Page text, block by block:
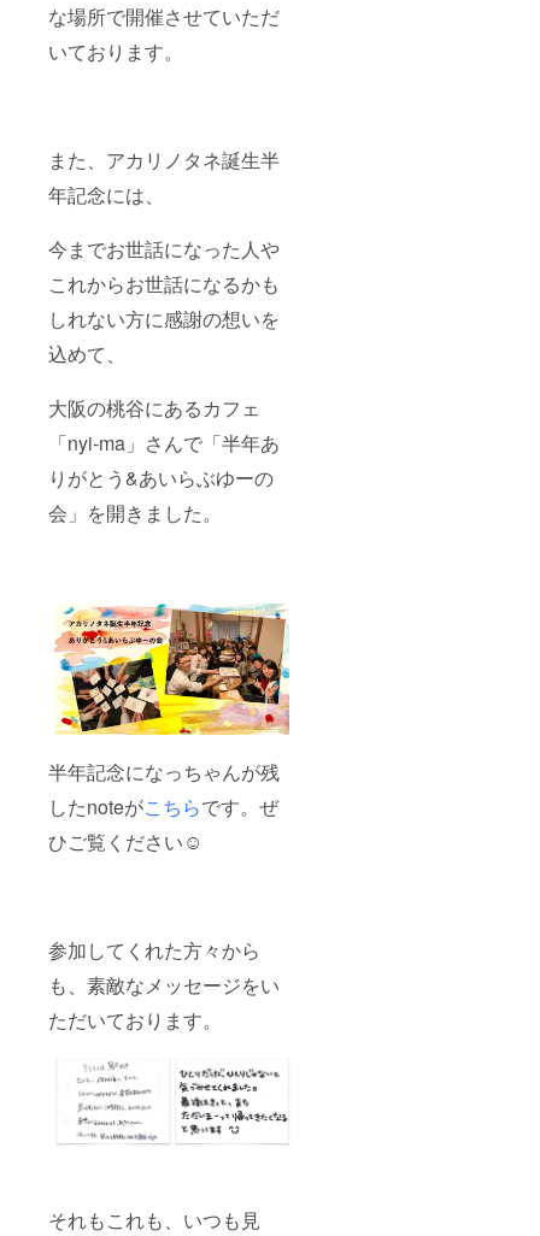
な場所で開催させていただ
いております。
また、アカリノタネ誕生半
年記念には、
今までお世話になった人や
これからお世話になるかも
しれない方に感謝の想いを
込めて、
大阪の桃谷にあるカフェ
「nyi-ma」さんで「半年あ
りがとう&あいらぶゆーの
会」を開きました。
半年記念になっちゃんが残
したnoteがこちらです。ぜ
ひご覧ください☺︎
参加してくれた方々から
も、素敵なメッセージをい
ただいております。
それもこれも、いつも見